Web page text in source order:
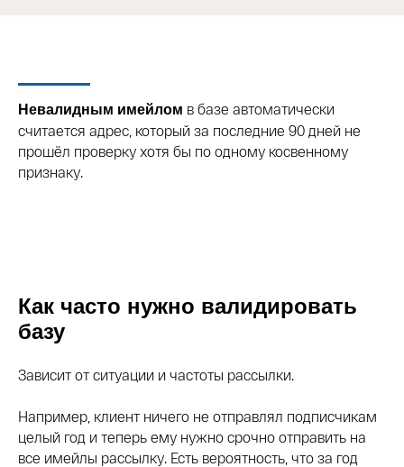
Невалидным имейлом в базе автоматически
считается адрес, который за последние 90 дней не
прошёл проверку хотя бы по одному косвенному
признаку.
Как часто нужно валидировать
базу
Зависит от ситуации и частоты рассылки.
Например, клиент ничего не отправлял подписчикам
целый год и теперь ему нужно срочно отправить на
все имейлы рассылку. Есть вероятность, что за год